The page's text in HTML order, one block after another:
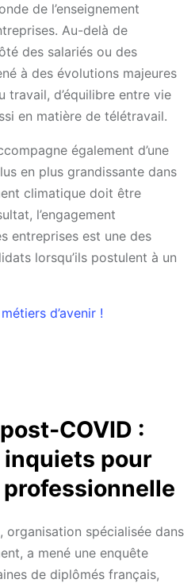
de l’enseignement
Au-delà de
des salariés ou des
à des évolutions majeures
travail, d’équilibre entre vie
en matière de télétravail.
également d’une
en plus grandissante dans
climatique doit être
l’engagement
entreprises est une des
lorsqu’ils postulent à un
d’avenir !
COVID :
inquiets pour
organisation spécialisée dans
a mené une enquête
de diplômés français,